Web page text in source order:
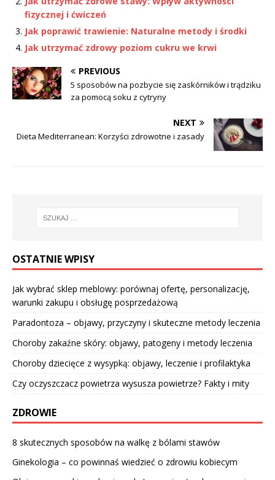
fizycznej i ćwiczeń
Jak poprawić trawienie: Naturalne metody i środki
Jak utrzymać zdrowy poziom cukru we krwi
PREVIOUS
5 sposobów na pozbycie się zaskórników i trądziku
za pomocą soku z cytryny
NEXT
Dieta Mediterranean: Korzyści zdrowotne i zasady
OSTATNIE WPISY
Jak wybrać sklep meblowy: porównaj ofertę, personalizację,
warunki zakupu i obsługę posprzedażową
Paradontoza – objawy, przyczyny i skuteczne metody leczenia
Choroby zakaźne skóry: objawy, patogeny i metody leczenia
Choroby dziecięce z wysypką: objawy, leczenie i profilaktyka
Czy oczyszczacz powietrza wysusza powietrze? Fakty i mity
ZDROWIE
8 skutecznych sposobów na walkę z bólami stawów
Ginekologia – co powinnaś wiedzieć o zdrowiu kobiecym